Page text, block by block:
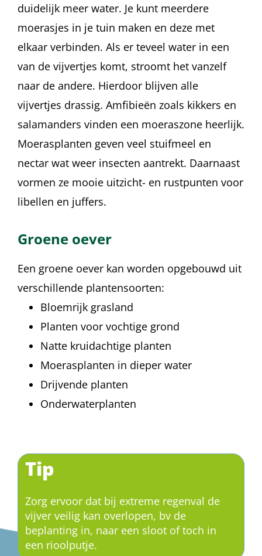
duidelijk meer water. Je kunt meerdere
moerasjes in je tuin maken en deze met
elkaar verbinden. Als er teveel water in een
van de vijvertjes komt, stroomt het vanzelf
naar de andere. Hierdoor blijven alle
vijvertjes drassig. Amfibieën zoals kikkers en
salamanders vinden een moeraszone heerlijk.
Moerasplanten geven veel stuifmeel en
nectar wat weer insecten aantrekt. Daarnaast
vormen ze mooie uitzicht- en rustpunten voor
libellen en juffers.
Groene oever
Een groene oever kan worden opgebouwd uit
verschillende plantensoorten:
Bloemrijk grasland
Planten voor vochtige grond
Natte kruidachtige planten
Moerasplanten in dieper water
Drijvende planten
Onderwaterplanten
Tip
Zorg ervoor dat bij extreme regenval de
vijver veilig kan overlopen, bv de
beplanting in, naar een sloot of toch in
een rioolputje.